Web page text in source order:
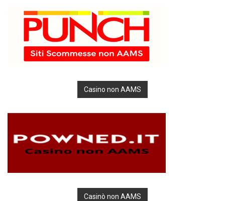
Casino non AAMS
Casinò non AAMS